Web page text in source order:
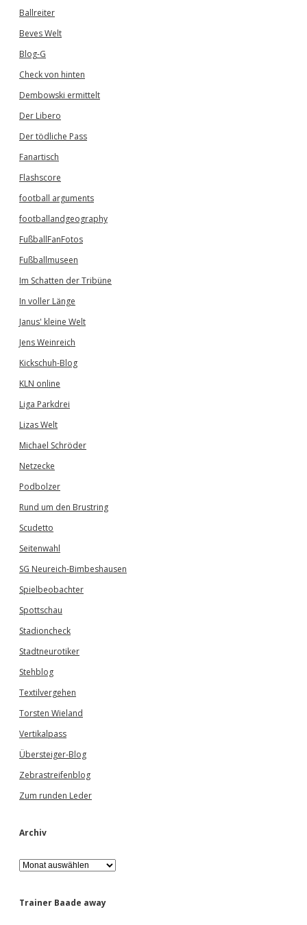
Ballreiter
Beves Welt
Blog-G
Check von hinten
Dembowski ermittelt
Der Libero
Der tödliche Pass
Fanartisch
Flashscore
football arguments
footballandgeography
FußballFanFotos
Fußballmuseen
Im Schatten der Tribüne
In voller Länge
Janus' kleine Welt
Jens Weinreich
Kickschuh-Blog
KLN online
Liga Parkdrei
Lizas Welt
Michael Schröder
Netzecke
Podbolzer
Rund um den Brustring
Scudetto
Seitenwahl
SG Neureich-Bimbeshausen
Spielbeobachter
Spottschau
Stadioncheck
Stadtneurotiker
Stehblog
Textilvergehen
Torsten Wieland
Vertikalpass
Übersteiger-Blog
Zebrastreifenblog
Zum runden Leder
Archiv
A
r
h
Trainer Baade away